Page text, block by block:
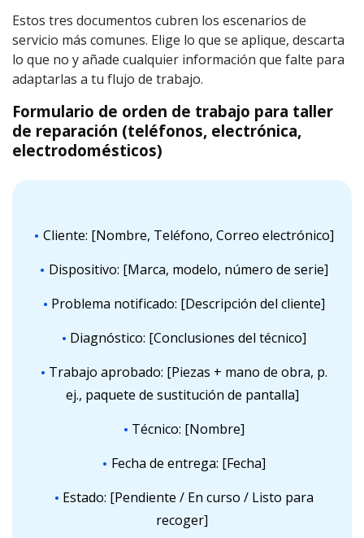
Estos tres documentos cubren los escenarios de
servicio más comunes. Elige lo que se aplique, descarta
lo que no y añade cualquier información que falte para
adaptarlas a tu flujo de trabajo.
Formulario de orden de trabajo para taller
de reparación (teléfonos, electrónica,
electrodomésticos)
Cliente: [Nombre, Teléfono, Correo electrónico]
Dispositivo: [Marca, modelo, número de serie]
Problema notificado: [Descripción del cliente]
Diagnóstico: [Conclusiones del técnico]
Trabajo aprobado: [Piezas + mano de obra, p.
ej., paquete de sustitución de pantalla]
Técnico: [Nombre]
Fecha de entrega: [Fecha]
Estado: [Pendiente / En curso / Listo para
recoger]